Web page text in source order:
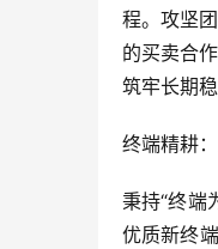
程。攻坚
的买卖合
筑牢长期
终端精耕
秉持“终端
优质新终